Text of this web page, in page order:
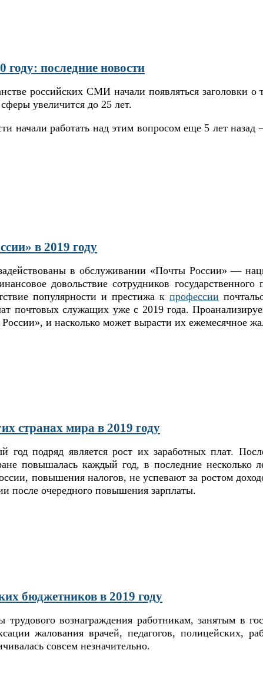
последние новости
российских СМИ начали появляться заголовки
увеличится до 25 лет.
начали работать над этим вопросом еще 5 лет
в 2019 году
в обслуживании «Почты России» —
довольствие сотрудников
популярности и престижа к профессии
почтовых служащих уже с 2019 года.
и насколько может вырасти их ежемесячное
странах мира в 2019 году
подряд является рост их заработных плат.
повышалась каждый год, в последние несколько
повышения налогов, не успевают за ростом
после очередного повышения зарплаты.
бюджетников в 2019 году
вознаграждения работникам, занятым в
жалования врачей, педагогов, полицейских,
совсем незначительно.